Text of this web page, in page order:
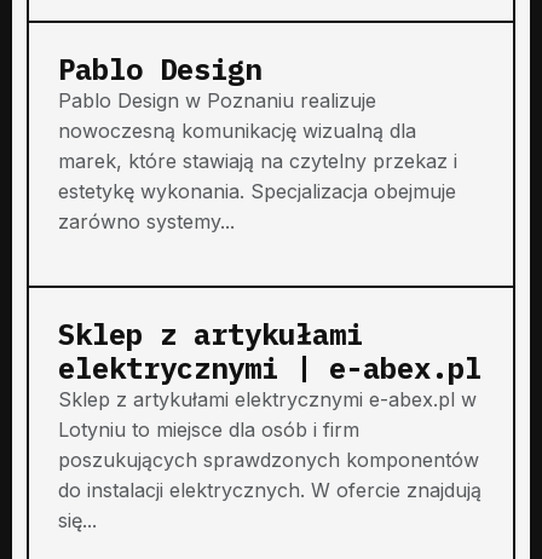
Pablo Design
Pablo Design w Poznaniu realizuje
nowoczesną komunikację wizualną dla
marek, które stawiają na czytelny przekaz i
estetykę wykonania. Specjalizacja obejmuje
zarówno systemy...
Sklep z artykułami
elektrycznymi | e-abex.pl
Sklep z artykułami elektrycznymi e-abex.pl w
Lotyniu to miejsce dla osób i firm
poszukujących sprawdzonych komponentów
do instalacji elektrycznych. W ofercie znajdują
się...